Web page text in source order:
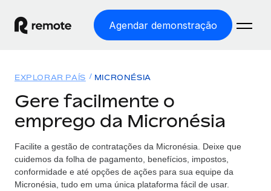
Agendar demonstração
EMPREGO GLOBAL
Processamento Salarial
Processamento salarial fácil e em conformidade
Employer of Record
Soluções
COBERTURA GLOBAL
Explorador de países
Encontra apoio para emprego global por país
Preçário
EXPLORAR PAÍS MICRONÉSIA
Gere facilmente o
emprego da Micronésia
Facilite a gestão de contratações da Micronésia. Deixe que
cuidemos da folha de pagamento, benefícios, impostos,
conformidade e até opções de ações para sua equipe da
Micronésia, tudo em uma única plataforma fácil de usar.